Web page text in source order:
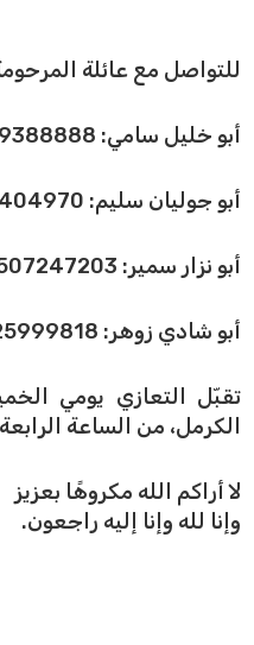
للتواصل مع عائلة المرحومة
أبو خليل سامي: 0549388888
أبو جوليان سليم: 0505404970
أبو نزار سمير: 0507247203
أبو شادي زوهر: 0525999818
تقبّل التعازي يومي
الكرمل، من الساعة
لا أراكم الله مكروهًا بعزيز
وإنا لله وإنا إليه راجعون.